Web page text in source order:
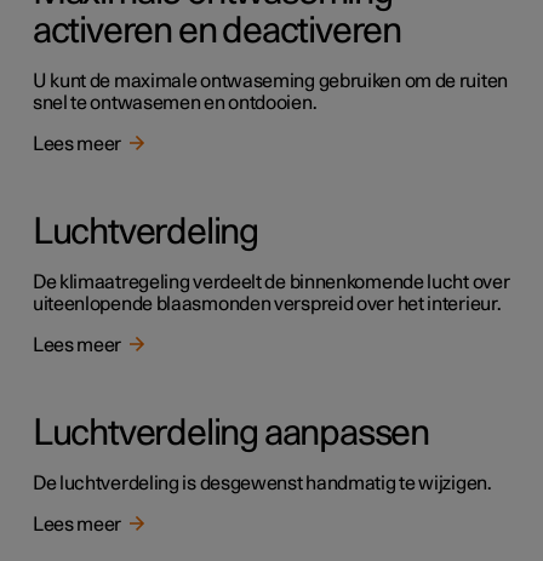
activeren en deactiveren
U kunt de maximale ontwaseming gebruiken om de ruiten
snel te ontwasemen en ontdooien.
Lees meer
Luchtverdeling
De klimaatregeling verdeelt de binnenkomende lucht over
uiteenlopende blaasmonden verspreid over het interieur.
Lees meer
Luchtverdeling aanpassen
De luchtverdeling is desgewenst handmatig te wijzigen.
Lees meer